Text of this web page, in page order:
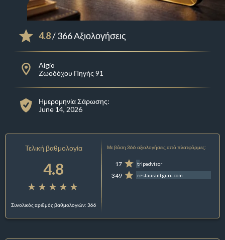
4.8/ 366 Αξιολογήσεις
Aígio
Zωοδόχου Πηγής 91
Ημερομηνία Σάρωσης:
June 14, 2026
Τελική βαθμολογία
4.8
Συνολικός αριθμός βαθμολογιών: 366
Με βάση 366 αξιολογήσεις από πλατφόρμες:
17 tripadvisor
349 restaurantguru.com